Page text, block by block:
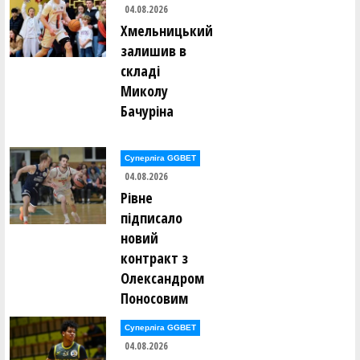
ОБЛАСТІ-«SPORT STARS», ЄЗУПІЛЬСЬКИЙ ЛІЦЕЙ-13)
Марта Заславська (КІВС (Львів)-13)
Олександра Засморжук (ОСДЮСШОР-БАСЛ (Рівне)-13)
Уляна Захожа (ДЮСШ КОСТОПІЛЬ ПРО_БАСКЕТ
Анастасія Зелінська (ЗБІРНА ІВАНО-ФРАНКІВСЬКОЇ
ОБЛАСТІ-«SPORT STARS», ЄЗУПІЛЬСЬКИЙ ЛІЦЕЙ-13)
Олександра Зрянина (СДЮСШОР-5 (Дніпро)-13)
Уляна Іванець (КІВС (Львів)-13)
Діана Івасишин (ЗБІРНА ІВАНО-ФРАНКІВСЬКОЇ
ОБЛАСТІ-«SPORT STARS», ЄЗУПІЛЬСЬКИЙ ЛІЦЕЙ-13)
Аріна Ісак (ДЮСШ "ВЕДМЕДІ"(Нововолинськ)-13)
04.08.2026
Хмельницький
залишив в
складі
Миколу
Бачуріна
Суперліга GGBET
04.08.2026
Рівне
підписало
новий
контракт з
Олександром
Поносовим
Суперліга GGBET
04.08.2026